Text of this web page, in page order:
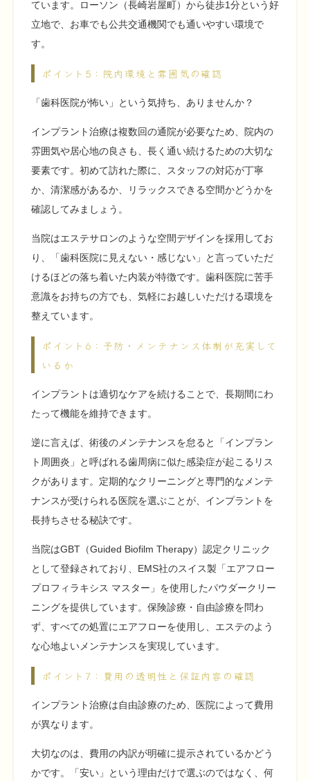
ています。ローソン（長崎岩屋町）から徒歩1分という好
立地で、お車でも公共交通機関でも通いやすい環境で
す。
ポイント5：院内環境と雰囲気の確認
「歯科医院が怖い」という気持ち、ありませんか？
インプラント治療は複数回の通院が必要なため、院内の
雰囲気や居心地の良さも、長く通い続けるための大切な
要素です。初めて訪れた際に、スタッフの対応が丁寧
か、清潔感があるか、リラックスできる空間かどうかを
確認してみましょう。
当院はエステサロンのような空間デザインを採用してお
り、「歯科医院に見えない・感じない」と言っていただ
けるほどの落ち着いた内装が特徴です。歯科医院に苦手
意識をお持ちの方でも、気軽にお越しいただける環境を
整えています。
ポイント6：予防・メンテナンス体制が充実して
いるか
インプラントは適切なケアを続けることで、長期間にわ
たって機能を維持できます。
逆に言えば、術後のメンテナンスを怠ると「インプラン
ト周囲炎」と呼ばれる歯周病に似た感染症が起こるリス
クがあります。定期的なクリーニングと専門的なメンテ
ナンスが受けられる医院を選ぶことが、インプラントを
長持ちさせる秘訣です。
当院はGBT（Guided Biofilm Therapy）認定クリニック
として登録されており、EMS社のスイス製「エアフロー
プロフィラキシス マスター」を使用したパウダークリー
ニングを提供しています。保険診療・自由診療を問わ
ず、すべての処置にエアフローを使用し、エステのよう
な心地よいメンテナンスを実現しています。
ポイント7：費用の透明性と保証内容の確認
インプラント治療は自由診療のため、医院によって費用
が異なります。
大切なのは、費用の内訳が明確に提示されているかどう
かです。「安い」という理由だけで選ぶのではなく、何